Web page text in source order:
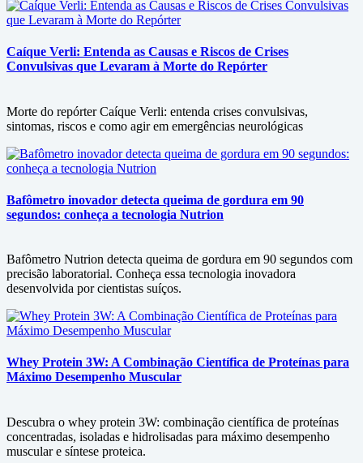
Caíque Verli: Entenda as Causas e Riscos de Crises
Convulsivas que Levaram à Morte do Repórter
Morte do repórter Caíque Verli: entenda crises convulsivas,
sintomas, riscos e como agir em emergências neurológicas
Bafômetro inovador detecta queima de gordura em 90
segundos: conheça a tecnologia Nutrion
Bafômetro Nutrion detecta queima de gordura em 90 segundos com
precisão laboratorial. Conheça essa tecnologia inovadora
desenvolvida por cientistas suíços.
Whey Protein 3W: A Combinação Científica de Proteínas para
Máximo Desempenho Muscular
Descubra o whey protein 3W: combinação científica de proteínas
concentradas, isoladas e hidrolisadas para máximo desempenho
muscular e síntese proteica.